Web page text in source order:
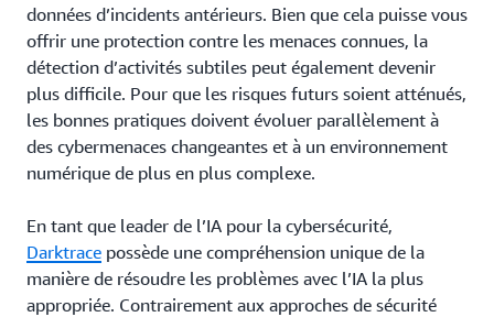
données d’incidents antérieurs. Bien que cela puisse vous
offrir une protection contre les menaces connues, la
détection d’activités subtiles peut également devenir
plus difficile. Pour que les risques futurs soient atténués,
les bonnes pratiques doivent évoluer parallèlement à
des cybermenaces changeantes et à un environnement
numérique de plus en plus complexe.
En tant que leader de l’IA pour la cybersécurité,
Darktrace possède une compréhension unique de la
manière de résoudre les problèmes avec l’IA la plus
appropriée. Contrairement aux approches de sécurité